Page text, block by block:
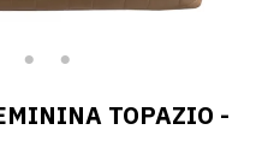
TOPAZIO -